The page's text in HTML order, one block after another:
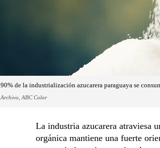
90% de la industrialización azucarera paraguaya se
Archivo, ABC Color
La industria azucarera atraviesa
orgánica mantiene una fuerte